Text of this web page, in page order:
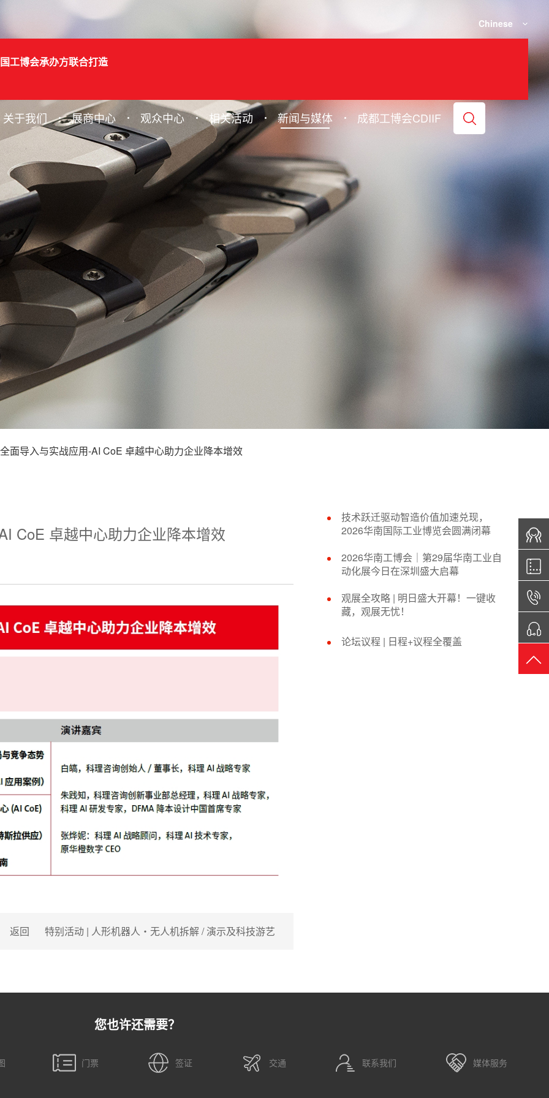
Chinese
工博会承办方联合打造
关于我们 展商中心 观众中心 相关活动 新闻与媒体 成都工博会CDIIF
面导入与实战应用-AI CoE 卓越中心助力企业降本增效
CoE 卓越中心助力企业降本增效
返回 特别活动 | 人形机器人・无人机拆解 / 演示及科技游艺
技术跃迁驱动智造价值加速兑现，
2026华南国际工业博览会圆满闭幕
2026华南工博会｜第29届华南工业自
动化展今日在深圳盛大启幕
观展全攻略 | 明日盛大开幕！一键收
藏，观展无忧！
论坛议程 | 日程+议程全覆盖
您也许还需要？
门票 签证 交通 联系我们 媒体服务